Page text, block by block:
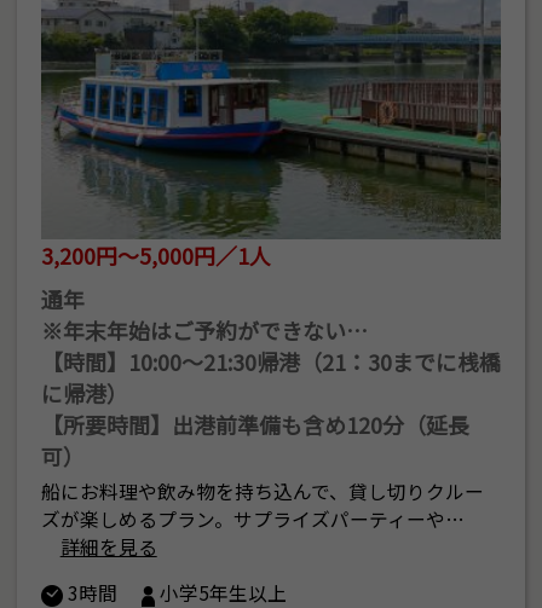
3,200円～5,000円／1人
通年
※年末年始はご予約ができない…
【時間】10:00〜21:30帰港（21：30までに桟橋
に帰港）
【所要時間】出港前準備も含め120分（延長
可）
船にお料理や飲み物を持ち込んで、貸し切りクルー
ズが楽しめるプラン。サプライズパーティーや…
詳細を見る
3時間
小学5年生以上